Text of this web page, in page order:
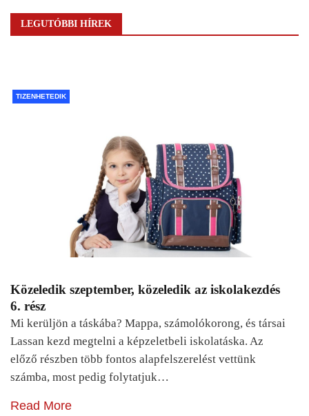
LEGUTÓBBI HÍREK
TIZENHETEDIK
Közeledik szeptember, közeledik az iskolakezdés
6. rész
Mi kerüljön a táskába? Mappa, számolókorong, és társai
Lassan kezd megtelni a képzeletbeli iskolatáska. Az
előző részben több fontos alapfelszerelést vettünk
számba, most pedig folytatjuk…
Read More